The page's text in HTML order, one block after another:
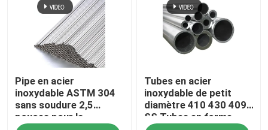
Bobine de cuivre de bande
Pipe en acier
inoxydable ASTM 304
sans soudure 2,5
pouces pour la
Tubes en acier
inoxydable de petit
diamètre 410 430 409
SS Tubes en forme